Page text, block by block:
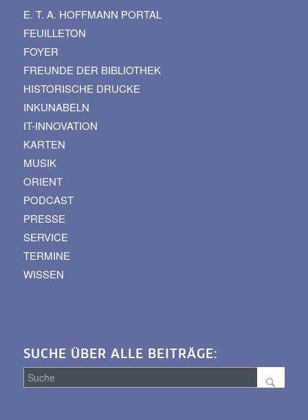
E. T. A. HOFFMANN PORTAL
FEUILLETON
FOYER
FREUNDE DER BIBLIOTHEK
HISTORISCHE DRUCKE
INKUNABELN
IT-INNOVATION
KARTEN
MUSIK
ORIENT
PODCAST
PRESSE
SERVICE
TERMINE
WISSEN
SUCHE ÜBER ALLE BEITRÄGE: